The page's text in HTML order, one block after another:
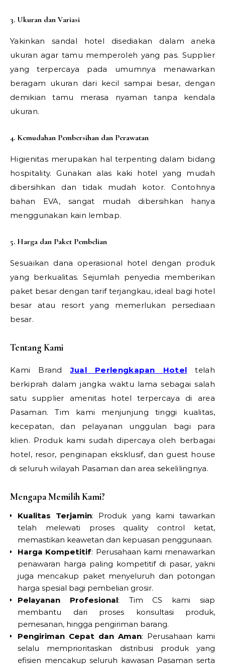
3. Ukuran dan Variasi
Yakinkan sandal hotel disediakan dalam aneka
ukuran agar tamu memperoleh yang pas. Supplier
yang terpercaya pada umumnya menawarkan
beragam ukuran dari kecil sampai besar, dengan
demikian tamu merasa nyaman tanpa kendala
ukuran.
4. Kemudahan Pembersihan dan Perawatan
Higienitas merupakan hal terpenting dalam bidang
hospitality. Gunakan alas kaki hotel yang mudah
dibersihkan dan tidak mudah kotor. Contohnya
bahan EVA, sangat mudah dibersihkan hanya
menggunakan kain lembap.
5. Harga dan Paket Pembelian
Sesuaikan dana operasional hotel dengan produk
yang berkualitas. Sejumlah penyedia memberikan
paket besar dengan tarif terjangkau, ideal bagi hotel
besar atau resort yang memerlukan persediaan
besar.
Tentang Kami
Kami BrandJual Perlengkapan Hotel telah
berkiprah dalam jangka waktu lama sebagai salah
satu supplier amenitas hotel terpercaya di area
Pasaman. Tim kami menjunjung tinggi kualitas,
kecepatan, dan pelayanan unggulan bagi para
klien. Produk kami sudah dipercaya oleh berbagai
hotel, resor, penginapan eksklusif, dan guest house
di seluruh wilayah Pasaman dan area sekelilingnya.
Mengapa Memilih Kami?
Kualitas Terjamin: Produk yang kami tawarkan
telah melewati proses quality control ketat,
memastikan keawetan dan kepuasan penggunaan.
Harga Kompetitif: Perusahaan kami menawarkan
penawaran harga paling kompetitif di pasar, yakni
juga mencakup paket menyeluruh dan potongan
harga spesial bagi pembelian grosir.
Pelayanan Profesional: Tim CS kami siap
membantu dari proses konsultasi produk,
pemesanan, hingga pengiriman barang.
Pengiriman Cepat dan Aman: Perusahaan kami
selalu memprioritaskan distribusi produk yang
efisien mencakup seluruh kawasan Pasaman serta